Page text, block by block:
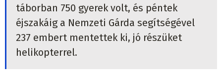
táborban 750 gyerek volt, és péntek
éjszakáig a Nemzeti Gárda segítségével
237 embert mentettek ki, jó részüket
helikopterrel.